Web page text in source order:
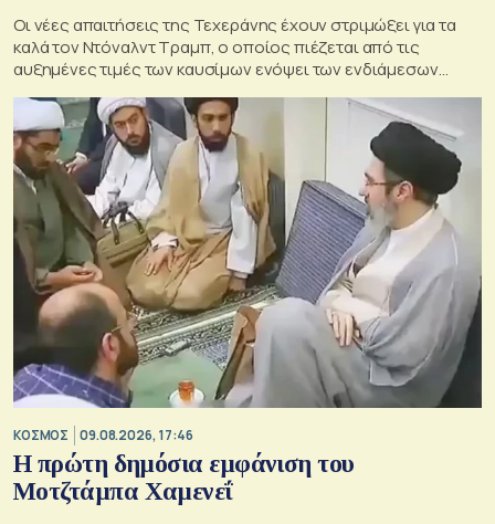
Οι νέες απαιτήσεις της Τεχεράνης έχουν στριμώξει για τα
καλά τον Ντόναλντ Τραμπ, ο οποίος πιέζεται από τις
αυξημένες τιμές των καυσίμων ενόψει των ενδιάμεσων
εκλογών του Νοεμβρίου στις ΗΠΑ
ΚΟΣΜΟΣ 09.08.2026, 17:46
Η πρώτη δημόσια εμφάνιση του
Μοτζτάμπα Χαμενεΐ